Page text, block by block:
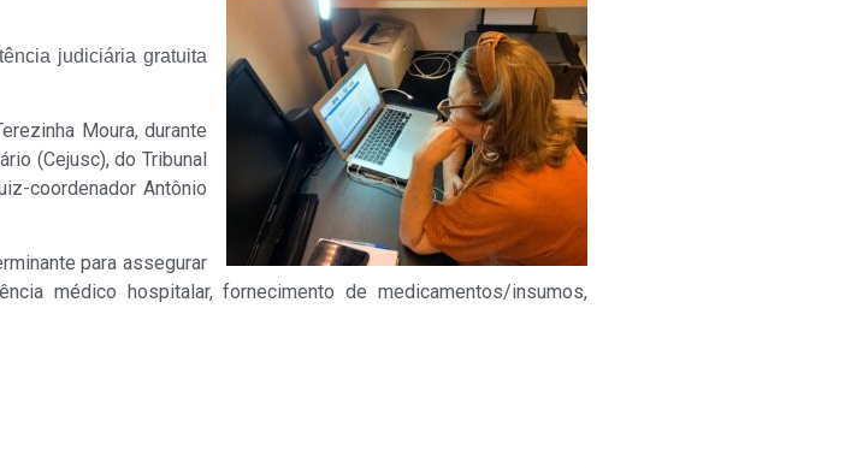
judiciária gratuita
Moura, durante
(Cejusc), do Tribunal
coordenador Antônio
para assegurar
médico hospitalar, fornecimento de medicamentos/insumos,